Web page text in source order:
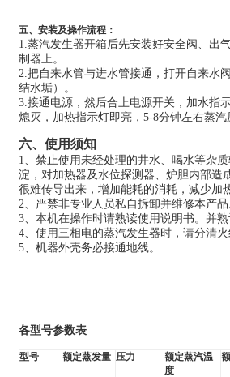
五、安装及操作流程：
1.蒸汽发生器开箱后先安装好安全阀、出
制器上。
2.把自来水管与进水管接通，打开自来水
结水垢）。
3.接通电源，然后合上电源开关，加水指
熄灭，加热指示灯即亮，5-8分钟左右蒸
六、使用须知
1、禁止使用未经处理的井水、喝水等杂
淀，对加热器及水位探测器、炉胆内部造
很难传导出来，增加能耗的消耗，减少加
2、严禁非专业人员私自拆卸并维修本产
3、本机在操作时请熟读使用说明书。并
4、使用三相电的蒸汽发生器时，请分清
5、机器外壳务必接通地线。
各型号参数表
型号 额定蒸发量 压力
额定蒸汽温
度